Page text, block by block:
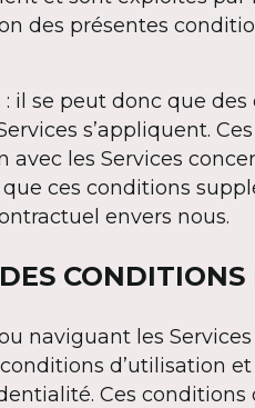
des présentes
: il se peut donc que
s’appliquent.
les Services
que ces conditions
envers nous.
naviguant les Services
d’utilisation
Ces conditions